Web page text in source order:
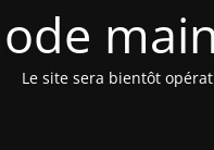
Le site sera bientôt